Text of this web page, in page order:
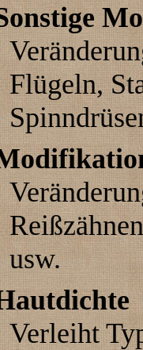
Flügeln,
usw.
Verleiht